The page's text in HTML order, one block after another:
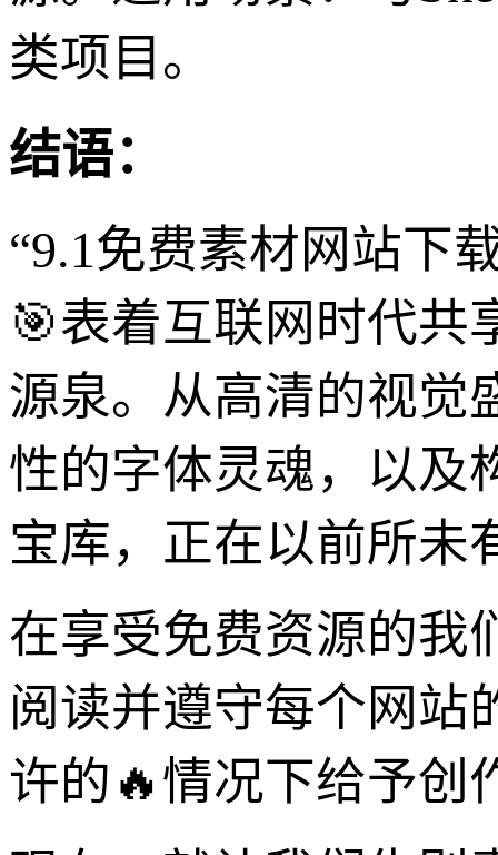
类项目。
结语：
“9.1免费素材网站下
🎯表着互联网时代共
源泉。从高清的视觉
性的字体灵魂，以及
宝库，正在以前所未
在享受免费资源的我
阅读并遵守每个网站
许的🔥情况下给予创